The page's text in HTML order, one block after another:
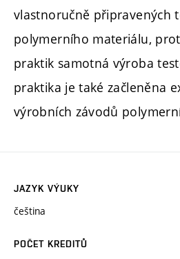
vlastnoručně připravených
polymerního materiálu,
praktik samotná výroba
praktika je také začleněna
výrobních závodů
JAZYK VÝUKY
čeština
POČET KREDITŮ